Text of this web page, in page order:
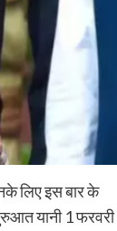
लिए इस बार के
यानी 1 फरवरी